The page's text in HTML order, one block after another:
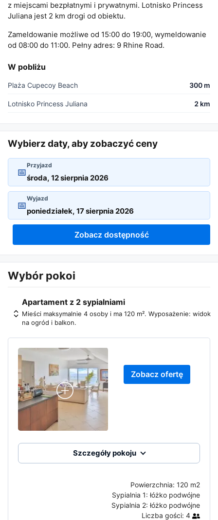
z miejscami bezpłatnymi i prywatnymi. Lotnisko Princess
Juliana jest 2 km drogi od obiektu.
Zameldowanie możliwe od 15:00 do 19:00, wymeldowanie
od 08:00 do 11:00. Pełny adres: 9 Rhine Road.
W pobliżu
Plaża Cupecoy Beach 300 m
Lotnisko Princess Juliana 2 km
Wybierz daty, aby zobaczyć ceny
📅
Przyjazd
📅
Wyjazd
Zobacz dostępność
Wybór pokoi
Apartament z 2 sypialniami
Mieści maksymalnie 4 osoby i ma 120 m². Wyposażenie: widok
na ogród i balkon.
Zobacz ofertę
Szczegóły pokoju
Powierzchnia: 120 m2
Sypialnia 1: łóżko podwójne
Sypialnia 2: łóżko podwójne
Liczba gości: 4